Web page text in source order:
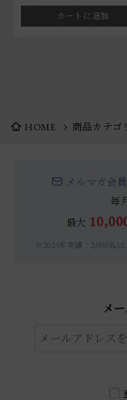
カートに追加
HOME 商品カテゴ
メルマガ会
毎
最大
※2025年実績：2,000名
メ